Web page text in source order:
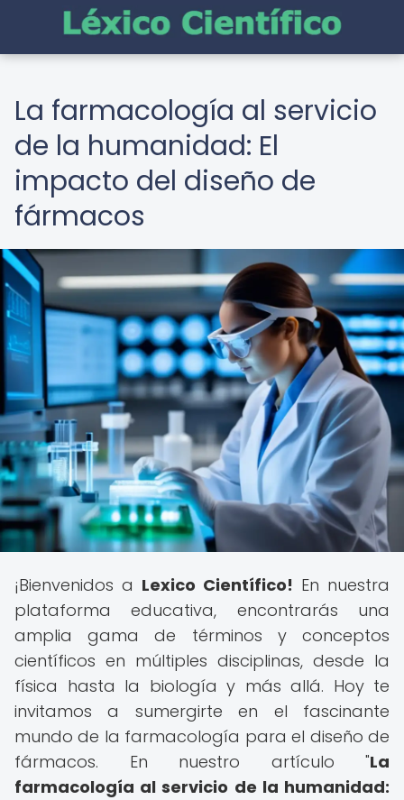
La farmacología al servicio
de la humanidad: El
impacto del diseño de
fármacos
¡Bienvenidos a Lexico Científico! En nuestra
plataforma educativa, encontrarás una
amplia gama de términos y conceptos
científicos en múltiples disciplinas, desde la
física hasta la biología y más allá. Hoy te
invitamos a sumergirte en el fascinante
mundo de la farmacología para el diseño de
fármacos. En nuestro artículo "La
farmacología al servicio de la humanidad: